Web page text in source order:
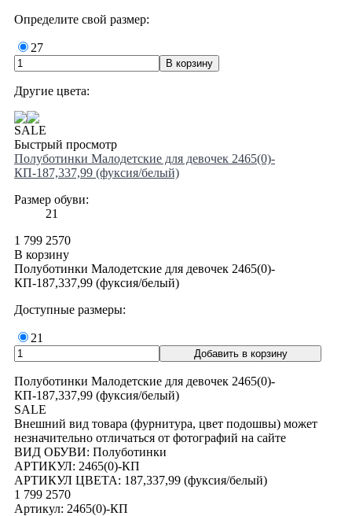
Определите свой размер:
27
Другие цвета:
SALE
Быстрый просмотр
Полуботинки Малодетские для девочек 2465(0)-
КП-187,337,99 (фуксия/белый)
Размер обуви:
21
1 799 2570
В корзину
Полуботинки Малодетские для девочек 2465(0)-
КП-187,337,99 (фуксия/белый)
Доступные размеры:
21
Полуботинки Малодетские для девочек 2465(0)-
КП-187,337,99 (фуксия/белый)
SALE
Внешний вид товара (фурнитура, цвет подошвы) может
незначительно отличаться от фотографий на сайте
ВИД ОБУВИ: Полуботинки
АРТИКУЛ: 2465(0)-КП
АРТИКУЛ ЦВЕТА: 187,337,99 (фуксия/белый)
1 799 2570
Артикул: 2465(0)-КП